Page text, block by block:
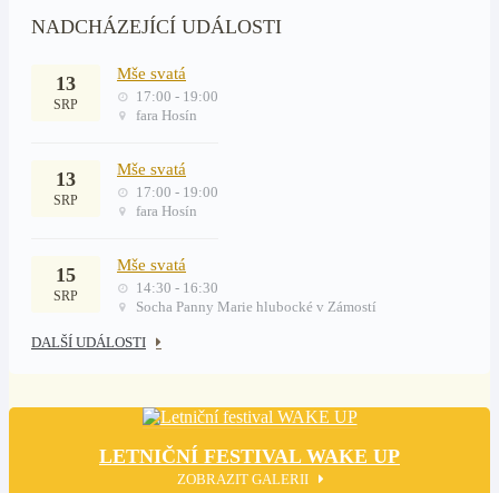
NADCHÁZEJÍCÍ UDÁLOSTI
13
SRP
Mše svatá
17:00 - 19:00
fara Hosín
13
SRP
Mše svatá
17:00 - 19:00
fara Hosín
15
SRP
Mše svatá
14:30 - 16:30
Socha Panny Marie hlubocké v Zámostí
DALŠÍ UDÁLOSTI
LETNIČNÍ FESTIVAL WAKE UP
ZOBRAZIT GALERII